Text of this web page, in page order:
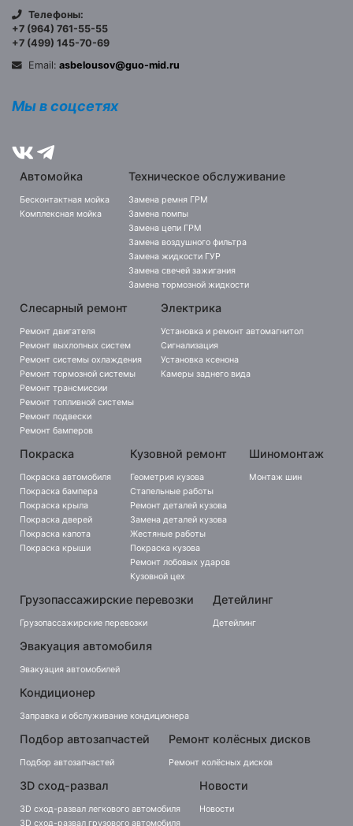
Телефоны:
+7 (964) 761-55-55
+7 (499) 145-70-69
Email: asbelousov@guo-mid.ru
Мы в соцсетях
Автомойка
Бесконтактная мойка
Комплексная мойка
Техническое обслуживание
Замена ремня ГРМ
Замена помпы
Замена цепи ГРМ
Замена воздушного фильтра
Замена жидкости ГУР
Замена свечей зажигания
Замена тормозной жидкости
Слесарный ремонт
Ремонт двигателя
Ремонт выхлопных систем
Ремонт системы охлаждения
Ремонт тормозной системы
Ремонт трансмиссии
Ремонт топливной системы
Ремонт подвески
Ремонт бамперов
Электрика
Установка и ремонт автомагнитол
Сигнализация
Установка ксенона
Камеры заднего вида
Покраска
Покраска автомобиля
Покраска бампера
Покраска крыла
Покраска дверей
Покраска капота
Покраска крыши
Кузовной ремонт
Геометрия кузова
Стапельные работы
Ремонт деталей кузова
Замена деталей кузова
Жестяные работы
Покраска кузова
Ремонт лобовых ударов
Кузовной цех
Шиномонтаж
Монтаж шин
Грузопассажирские перевозки
Грузопассажирские перевозки
Детейлинг
Детейлинг
Эвакуация автомобиля
Эвакуация автомобилей
Кондиционер
Заправка и обслуживание кондиционера
Подбор автозапчастей
Подбор автозапчастей
Ремонт колёсных дисков
Ремонт колёсных дисков
3D сход-развал
3D сход-развал легкового автомобиля
3D сход-развал грузового автомобиля
Новости
Новости